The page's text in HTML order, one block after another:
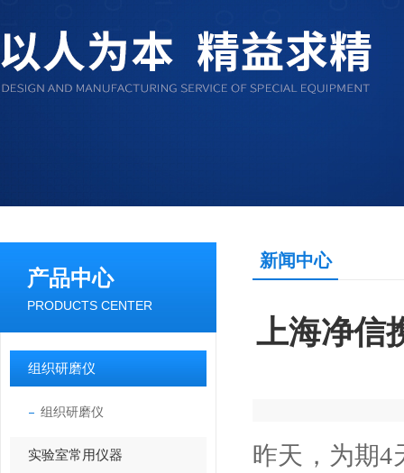
产品中心
PRODUCTS CENTER
组织研磨仪
组织研磨仪
实验室常用仪器
新闻中心
上海净信
昨天，为期4